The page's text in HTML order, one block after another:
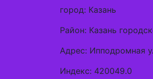
город: Казань
Район: Казань
Адрес: Ипподромная
Индекс: 420049.0